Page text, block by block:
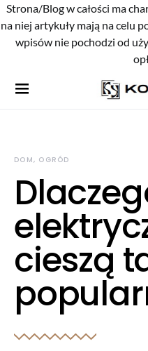
Strona/Blog w całości ma
na niej artykuły mają na celu
wpisów nie pochodzi od
DOM, OGRÓD
cieszą